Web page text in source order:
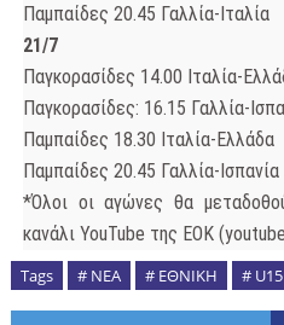
Παμπαίδες 20.45 Γαλλία-Ιταλία
21/7
Παγκορασίδες 14.00 Ιταλία-
Παγκορασίδες: 16.15 Γαλλία-
Παμπαίδες 18.30 Ιταλία-Ελλάδα
Παμπαίδες 20.45 Γαλλία-Ισπανία
*Όλοι οι αγώνες θα
κανάλι YouTube της ΕΟΚ
Tags # ΝΕΑ # EΘΝΙΚΗ # U15